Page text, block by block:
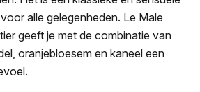
alle gelegenheden. Le Male
geeft je met de combinatie van
oranjebloesem en kaneel een